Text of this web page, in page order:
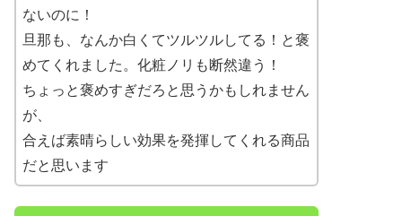
ないのに！
旦那も、なんか白くてツルツルしてる！と褒
めてくれました。化粧ノリも断然違う！
ちょっと褒めすぎだろと思うかもしれません
が、
合えば素晴らしい効果を発揮してくれる商品
だと思います